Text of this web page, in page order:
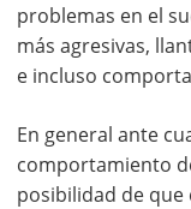
problemas en el
más agresivas,
e incluso
En general ante
comportamiento
posibilidad de que